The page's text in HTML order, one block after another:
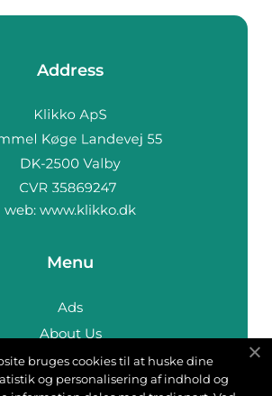
Address
web: www.klikko.dk
Menu
Ads
About Us
Cookies
Contact
bruges cookies til at huske dine
og personalisering af indhold og